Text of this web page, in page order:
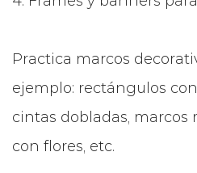
Practica marcos
ejemplo: rectángulos
cintas dobladas, marcos
con flores, etc.